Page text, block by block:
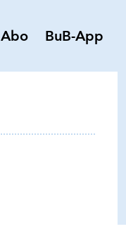
Abo BuB-App